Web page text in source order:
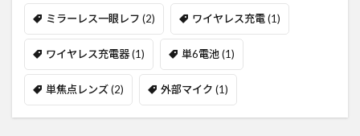
ミラーレス一眼レフ (2) ワイヤレス充電(1)
ワイヤレス充電器(1) 単6電池(1)
単焦点レンズ(2) 外部マイク (1)